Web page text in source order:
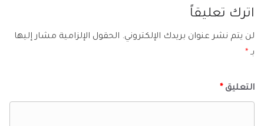
اترك تعليقاً
لن يتم نشر عنوان بريدك الإلكتروني. الحقول الإلزامية مشار إليها
بـ *
التعليق *